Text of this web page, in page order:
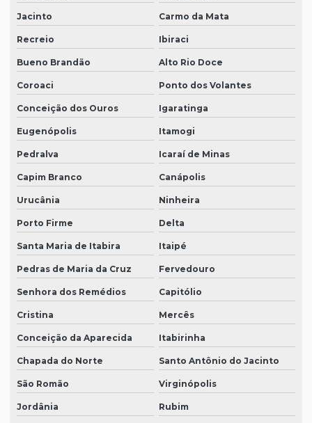
Jacinto Carmo da Mata
Recreio Ibiraci
Bueno Brandão Alto Rio Doce
Coroaci Ponto dos Volantes
Conceição dos Ouros Igaratinga
Eugenópolis Itamogi
Pedralva Icaraí de Minas
Capim Branco Canápolis
Urucânia Ninheira
Porto Firme Delta
Santa Maria de Itabira Itaipé
Pedras de Maria da Cruz Fervedouro
Senhora dos Remédios Capitólio
Cristina Mercês
Conceição da Aparecida Itabirinha
Chapada do Norte Santo Antônio do Jacinto
São Romão Virginópolis
Jordânia Rubim